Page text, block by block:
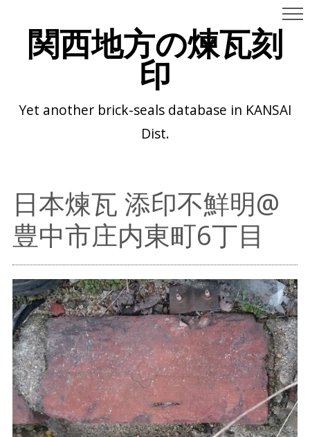
関西地方の煉瓦刻
印
Yet another brick-seals database in KANSAI
Dist.
日本煉瓦 添印不鮮明@
豊中市庄内東町6丁目